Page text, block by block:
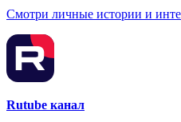
Смотри личные истории и
Rutube канал